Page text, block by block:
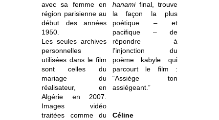
avec sa femme en
région parisienne au
début des années
1950.
Les seules archives
personnelles
utilisées dans le film
sont celles du
mariage du
réalisateur, en
Algérie en 2007.
Images vidéo
traitées comme du
hanamifinal, trouve
la façon la plus
poétique – et
pacifique – de
répondre à
l’injonction du
poème kabyle qui
parcourt le film :
“Assiège ton
assiégeant.”
Céline